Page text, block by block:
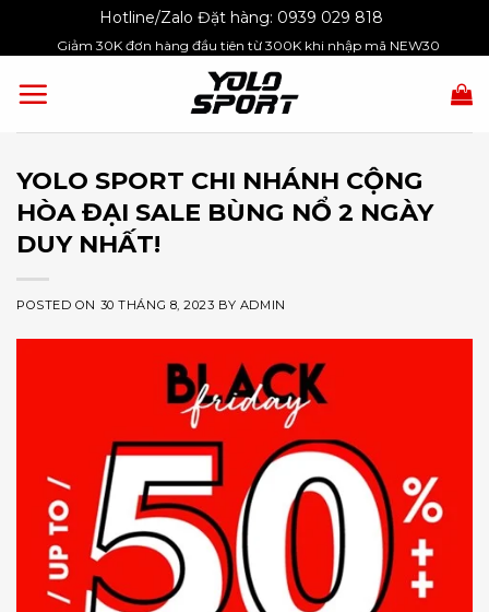
Hotline/Zalo Đặt hàng: 0939 029 818
Giảm 30K đơn hàng đầu tiên từ 300K khi nhập mã NEW30
YOLO SPORT CHI NHÁNH CỘNG
HÒA ĐẠI SALE BÙNG NỔ 2 NGÀY
DUY NHẤT!
POSTED ON 30 THÁNG 8, 2023 BY ADMIN